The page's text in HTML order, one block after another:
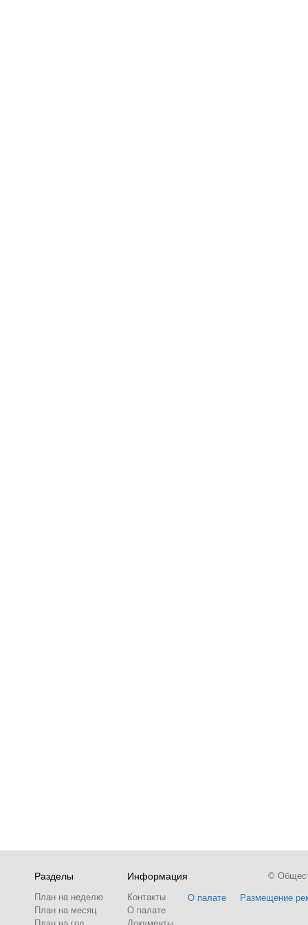
Разделы
План на неделю
План на месяц
Информация
Контакты
О палате
О палате Размещение
©